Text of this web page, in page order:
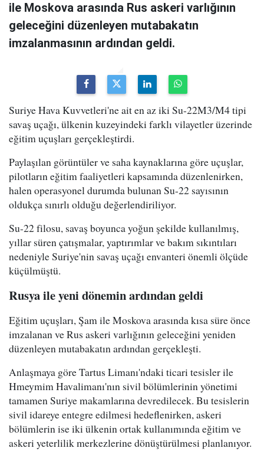
ile Moskova arasında Rus askeri varlığının
geleceğini düzenleyen mutabakatın
imzalanmasının ardından geldi.
Suriye Hava Kuvvetleri'ne ait en az iki Su-22M3/M4 tipi
savaş uçağı, ülkenin kuzeyindeki farklı vilayetler üzerinde
eğitim uçuşları gerçekleştirdi.
Paylaşılan görüntüler ve saha kaynaklarına göre uçuşlar,
pilotların eğitim faaliyetleri kapsamında düzenlenirken,
halen operasyonel durumda bulunan Su-22 sayısının
oldukça sınırlı olduğu değerlendiriliyor.
Su-22 filosu, savaş boyunca yoğun şekilde kullanılmış,
yıllar süren çatışmalar, yaptırımlar ve bakım sıkıntıları
nedeniyle Suriye'nin savaş uçağı envanteri önemli ölçüde
küçülmüştü.
Rusya ile yeni dönemin ardından geldi
Eğitim uçuşları, Şam ile Moskova arasında kısa süre önce
imzalanan ve Rus askeri varlığının geleceğini yeniden
düzenleyen mutabakatın ardından gerçekleşti.
Anlaşmaya göre Tartus Limanı'ndaki ticari tesisler ile
Hmeymim Havalimanı'nın sivil bölümlerinin yönetimi
tamamen Suriye makamlarına devredilecek. Bu tesislerin
sivil idareye entegre edilmesi hedeflenirken, askeri
bölümlerin ise iki ülkenin ortak kullanımında eğitim ve
askeri yeterlilik merkezlerine dönüştürülmesi planlanıyor.